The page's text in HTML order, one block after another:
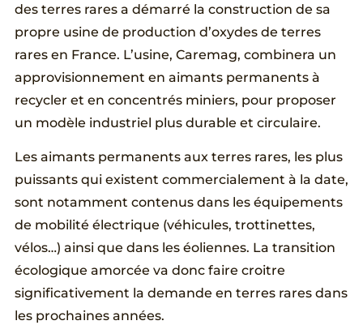
des terres rares a démarré la construction de sa
propre usine de production d’oxydes de terres
rares en France. L’usine, Caremag, combinera un
approvisionnement en aimants permanents à
recycler et en concentrés miniers, pour proposer
un modèle industriel plus durable et circulaire.
Les aimants permanents aux terres rares, les plus
puissants qui existent commercialement à la date,
sont notamment contenus dans les équipements
de mobilité électrique (véhicules, trottinettes,
vélos…) ainsi que dans les éoliennes. La transition
écologique amorcée va donc faire croitre
significativement la demande en terres rares dans
les prochaines années.